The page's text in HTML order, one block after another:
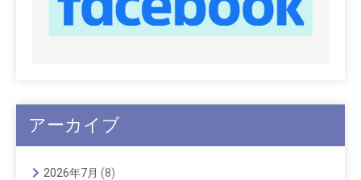
アーカイブ
2026年7月 (8)